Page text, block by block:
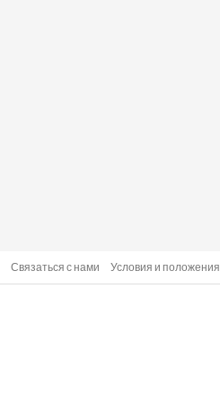
Связаться с нами Условия и положения